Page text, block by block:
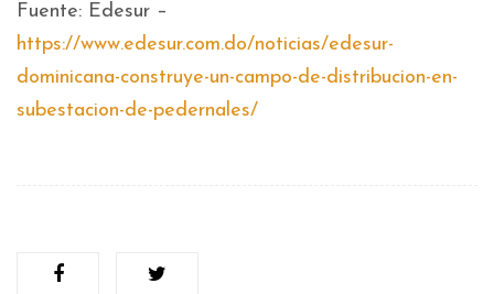
Fuente: Edesur –
https://www.edesur.com.do/noticias/edesur-
dominicana-construye-un-campo-de-distribucion-en-
subestacion-de-pedernales/